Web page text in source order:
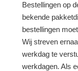
Bestellingen op
bekende
bestellingen
Wij streven
werkdag te
werkdagen. Als